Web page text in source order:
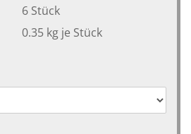
6 Stück
0.35kg je Stück